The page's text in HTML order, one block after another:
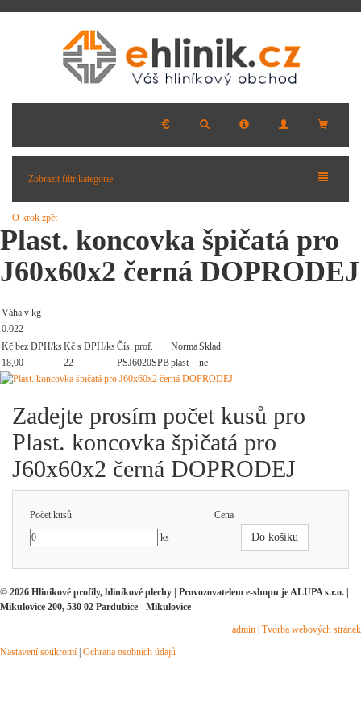
Zobrazit filtr kategorie
O krok zpět
Plast. koncovka špičatá pro
J60x60x2 černá DOPRODEJ
Váha v kg
0.022
Kč bez DPH/ksKč s DPH/ksČís. prof. NormaSklad
18,00
22 PSJ6020SPBplast ne
Zadejte prosím počet kusů pro
Plast. koncovka špičatá pro
J60x60x2 černá DOPRODEJ
Počet kusů
Cena
ks
Do košíku
© 2026 Hliníkové profily, hliníkové plechy | Provozovatelem e-shopu je ALUPA s.r.o. |
Mikulovice 200, 530 02 Pardubice - Mikulovice
admin Tvorba webových stránek
Nastavení soukromí Ochrana osobních údajů